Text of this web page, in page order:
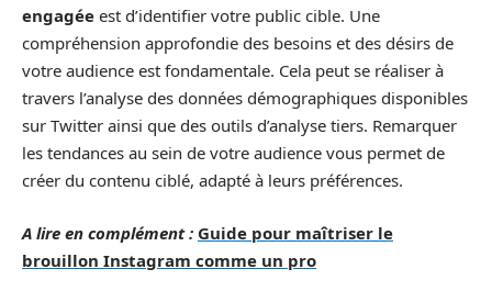
engagée est d’identifier votre public cible. Une
compréhension approfondie des besoins et des désirs de
votre audience est fondamentale. Cela peut se réaliser à
travers l’analyse des données démographiques disponibles
sur Twitter ainsi que des outils d’analyse tiers. Remarquer
les tendances au sein de votre audience vous permet de
créer du contenu ciblé, adapté à leurs préférences.
A lire en complément : Guide pour maîtriser le
brouillon Instagram comme un pro